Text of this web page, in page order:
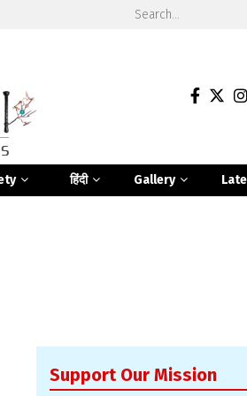
हिंदी Gallery
Support Our Mission